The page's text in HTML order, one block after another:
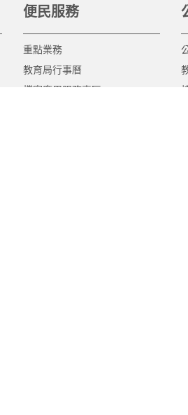
便民服務
重點業務
教育局行事曆
檔案應用服務專區